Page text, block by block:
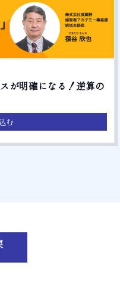
が明確になる！逆算の
む